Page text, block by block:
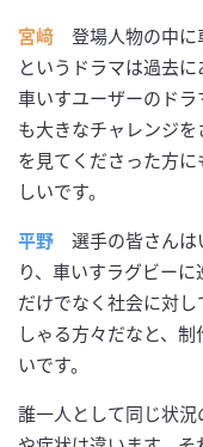
宮﨑 登場人物の中に
というドラマは過去
車いすユーザーのド
も大きなチャレンジ
を見てくださった方
しいです。
平野 選手の皆さんは
り、車いすラグビー
だけでなく社会に対
しゃる方々だなと、
いです。
誰一人として同じ状